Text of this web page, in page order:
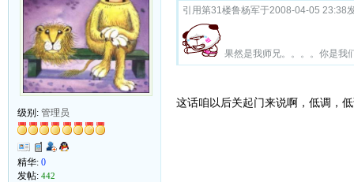
级别: 管理员
精华: 0
发帖: 442
引用第31楼鲁杨军于2008-04-05 23:38
果然是我师兄。。。。你是我
这话咱以后关起门来说啊，低调，